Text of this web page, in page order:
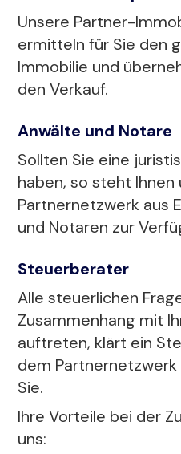
Unsere Partner-
ermitteln für Sie den
Immobilie und
den Verkauf.
Anwälte und Notare
Sollten Sie eine
haben, so steht Ihnen
Partnernetzwerk aus
und Notaren zur
Steuerberater
Alle steuerlichen
Zusammenhang mit
auftreten, klärt ein
dem
Sie.
Ihre Vorteile bei der
uns: